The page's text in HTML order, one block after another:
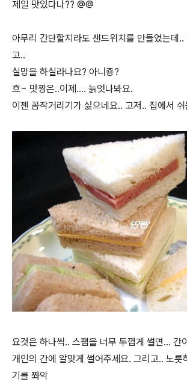
제일 맛있다나?? @@
아무리 간단할지라도 샌드위치를 만들었는데
고..
실망을 하실라나요? 아니죵?
흐~ 맛짱은..이제.... 늙엇나봐요.
이젠 꼼작거리기가 싫으네요.. 고저.. 집에서
요것은 하나씩.. 스팸을 너무 두껍게 썰면... 간
개인의 간에 알맞게 썰어주세요. 그리고.. 노릇
기를 쫘악